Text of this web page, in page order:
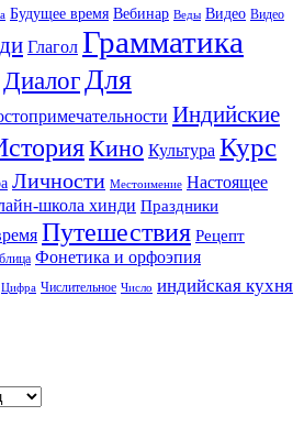
Будущее время Вебинар Веды Видео Видео
Глагол Грамматика
Диалог Для
Индийские
Кино Культура Курс
Личности Местоимение Настоящее
школа хинди Праздники
Путешествия Рецепт
Фонетика и орфоэпия
Цифра Числительное Число индийская кухня